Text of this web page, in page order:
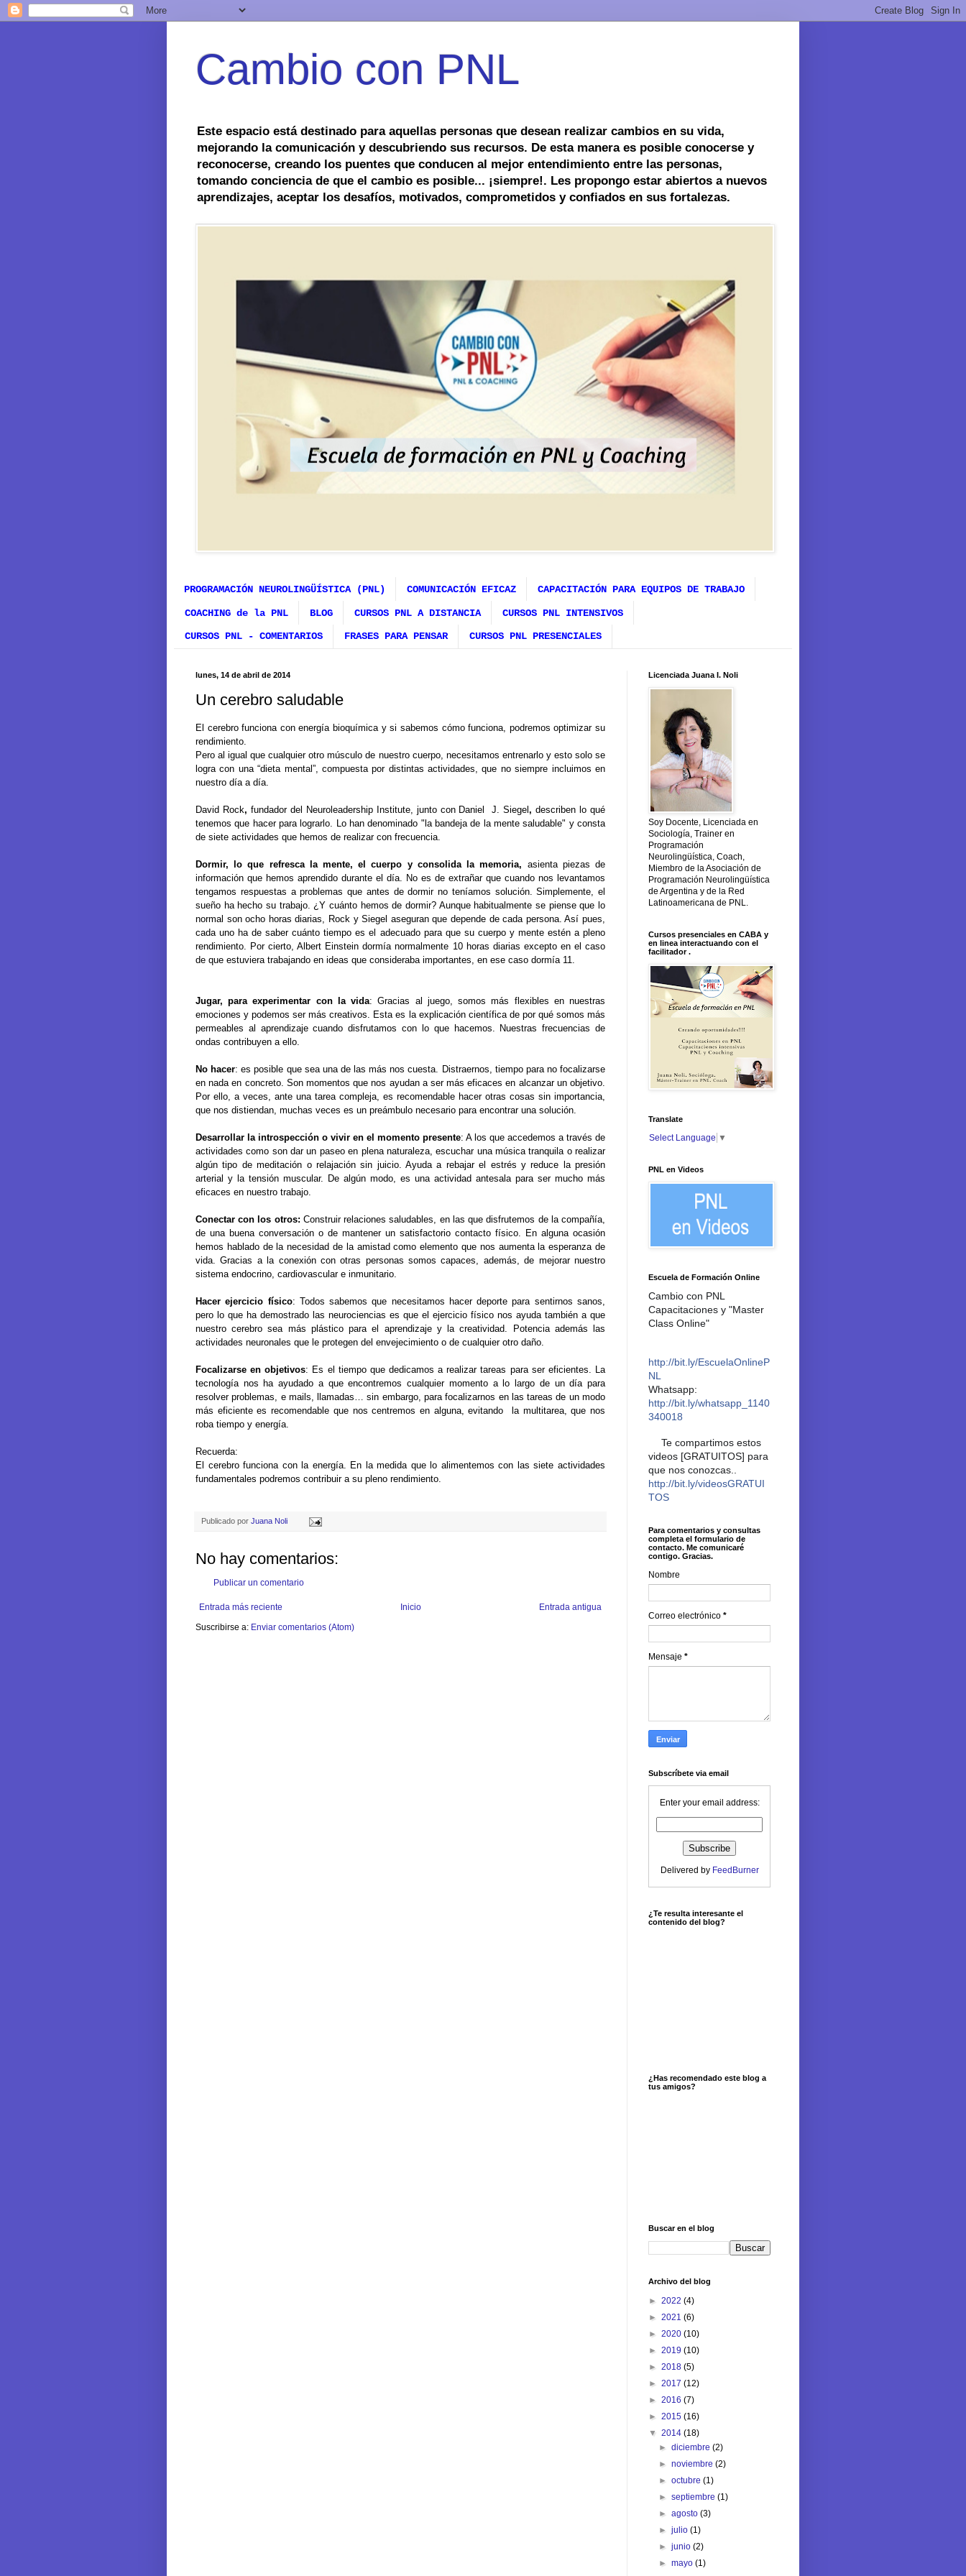
Cambio con PNL
Este espacio está destinado para aquellas personas que desean realizar cambios en su vida,
mejorando la comunicación y descubriendo sus recursos. De esta manera es posible conocerse y
reconocerse, creando los puentes que conducen al mejor entendimiento entre las personas,
tomando conciencia de que el cambio es posible... ¡siempre!. Les propongo estar abiertos a nuevos
aprendizajes, aceptar los desafíos, motivados, comprometidos y confiados en sus fortalezas.
PROGRAMACIÓN NEUROLINGÜÍSTICA (PNL) COMUNICACIÓN EFICAZ CAPACITACIÓN PARA EQUIPOS DE TRABAJO
COACHING de la PNL BLOG CURSOS PNL A DISTANCIA CURSOS PNL INTENSIVOS
CURSOS PNL - COMENTARIOS FRASES PARA PENSAR CURSOS PNL PRESENCIALES
lunes, 14 de abril de 2014
Un cerebro saludable
El cerebro funciona con energía bioquímica y si sabemos cómo funciona, podremos optimizar su
rendimiento.
Pero al igual que cualquier otro músculo de nuestro cuerpo, necesitamos entrenarlo y esto solo se
logra con una “dieta mental”, compuesta por distintas actividades, que no siempre incluimos en
nuestro día a día.
David Rock, fundador del Neuroleadership Institute, junto conDaniel J. Siegel, describen lo qué
tenemos que hacer para lograrlo. Lo handenominado "la bandeja de la mente saludable" y consta
de siete actividades que hemos de realizar con frecuencia.
Dormir, lo que refresca la mente, el cuerpo y consolida la memoria, asienta piezas de
información que hemos aprendido durante el día. No es de extrañar que cuando nos levantamos
tengamos respuestas a problemas que antes de dormir no teníamos solución. Simplemente, el
sueño ha hecho su trabajo. ¿Y cuánto hemos de dormir? Aunque habitualmente se piense que lo
normal son ocho horas diarias, Rock y Siegel aseguran que depende de cada persona. Así pues,
cada uno ha de saber cuánto tiempo es el adecuado para que su cuerpo y mente estén a pleno
rendimiento. Por cierto, Albert Einstein dormía normalmente 10 horas diarias excepto en el caso
de que estuviera trabajando en ideas que consideraba importantes, en ese caso dormía 11.
Jugar, para experimentar con la vida: Gracias al juego, somos más flexibles en nuestras
emociones y podemos ser más creativos. Esta es la explicación científica de por qué somos más
permeables al aprendizaje cuando disfrutamos con lo que hacemos. Nuestras frecuencias de
ondas contribuyen a ello.
No hacer: es posible que sea una de las más nos cuesta. Distraernos, tiempo para no focalizarse
en nada en concreto. Son momentos que nos ayudan a ser más eficaces en alcanzar un objetivo.
Por ello, a veces, ante una tarea compleja, es recomendable hacer otras cosas sin importancia,
que nos distiendan, muchas veces es un preámbulo necesario para encontrar una solución.
Desarrollar la introspección o vivir en el momento presente: A los que accedemos a través de
actividades como son dar un paseo en plena naturaleza, escuchar una música tranquila o realizar
algún tipo de meditación o relajación sin juicio. Ayuda a rebajar el estrés y reduce la presión
arterial y la tensión muscular. De algún modo, es una actividad antesala para ser mucho más
eficaces en nuestro trabajo.
Conectar con los otros: Construir relaciones saludables, en las que disfrutemos de la compañía,
de una buena conversación o de mantener un satisfactorio contacto físico. En alguna ocasión
hemos hablado de la necesidad de la amistad como elemento que nos aumenta la esperanza de
vida. Gracias a la conexión con otras personas somos capaces, además, de mejorar nuestro
sistema endocrino, cardiovascular e inmunitario.
Hacer ejercicio físico: Todos sabemos que necesitamos hacer deporte para sentirnos sanos,
pero lo que ha demostrado las neurociencias es que el ejercicio físico nos ayuda también a que
nuestro cerebro sea más plástico para el aprendizaje y la creatividad. Potencia además las
actividades neuronales que le protegen del envejecimiento o de cualquier otro daño.
Focalizarse en objetivos: Es el tiempo que dedicamos a realizar tareas para ser eficientes. La
tecnología nos ha ayudado a que encontremos cualquier momento a lo largo de un día para
resolver problemas, e mails, llamadas… sin embargo, para focalizarnos en las tareas de un modo
más eficiente es recomendable que nos centremos en alguna, evitando la multitarea, que nos
roba tiempo y energía.
Recuerda:
El cerebro funciona con la energía. En la medida que lo alimentemos con las siete actividades
fundamentales podremos contribuir a su pleno rendimiento.
Publicado por Juana Noli
No hay comentarios:
Publicar un comentario
Entrada más reciente Entrada antigua
Inicio
Suscribirse a: Enviar comentarios (Atom)
Licenciada Juana I. Noli
Soy Docente, Licenciada en
Sociología, Trainer en
Programación
Neurolingüística, Coach,
Miembro de la Asociación de
Programación Neurolingüística
de Argentina y de la Red
Latinoamericana de PNL.
Cursos presenciales en CABA y
en linea interactuando con el
facilitador .
Translate
Select Language ▼
PNL en Videos
Escuela de Formación Online
Cambio con PNL
Capacitaciones y "Master
Class Online"
http://bit.ly/EscuelaOnlineP
NL
Whatsapp:
http://bit.ly/whatsapp_1140
340018
Te compartimos estos
videos [GRATUITOS] para
que nos conozcas..
http://bit.ly/videosGRATUI
TOS
Para comentarios y consultas
completa el formulario de
contacto. Me comunicaré
contigo. Gracias.
Nombre
Correo electrónico *
Mensaje *
Subscríbete via email
Enter your email address:
Delivered by FeedBurner
¿Te resulta interesante el
contenido del blog?
¿Has recomendado este blog a
tus amigos?
Buscar en el blog
Archivo del blog
► 2022 (4)
► 2021 (6)
► 2020 (10)
► 2019 (10)
► 2018 (5)
► 2017 (12)
► 2016 (7)
► 2015 (16)
▼ 2014 (18)
►diciembre(2)
►noviembre(2)
►octubre(1)
►septiembre(1)
►agosto(3)
►julio(1)
►junio(2)
►mayo(1)